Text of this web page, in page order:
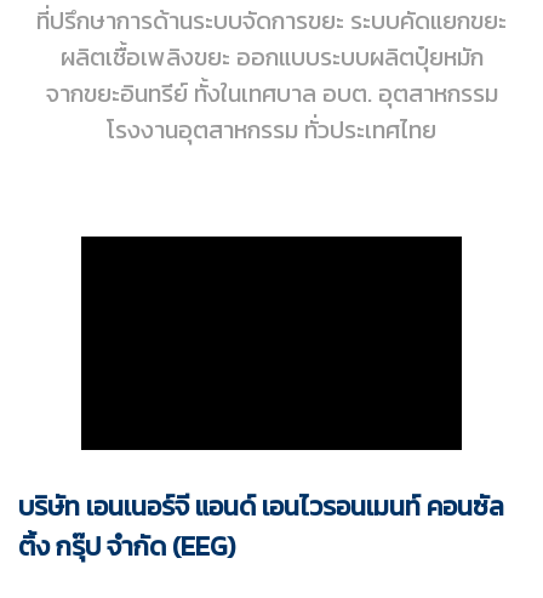
ที่ปรึกษาการด้านระบบจัดการขยะ ระบบคัดแยกขยะ
ผลิตเชื้อเพลิงขยะ ออกแบบระบบผลิตปุ๋ยหมัก
จากขยะอินทรีย์ ทั้งในเทศบาล อบต. อุตสาหกรรม
โรงงานอุตสาหกรรม ทั่วประเทศไทย
บริษัท เอนเนอร์จี แอนด์ เอนไวรอนเมนท์ คอนซัล
ติ้ง กรุ๊ป จำกัด (EEG)